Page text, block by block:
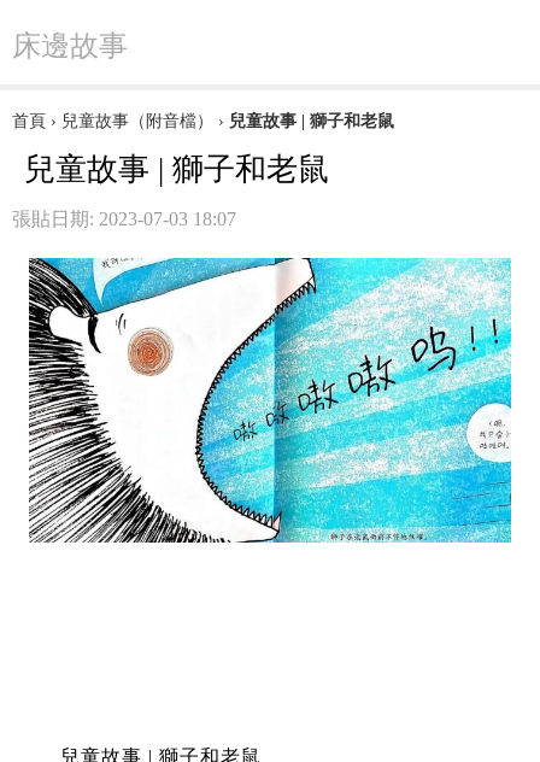
床邊故事
首頁 › 兒童故事（附音檔） › 兒童故事 | 獅子和老鼠
兒童故事 | 獅子和老鼠
張貼日期: 2023-07-03 18:07
兒童故事 | 獅子和老鼠